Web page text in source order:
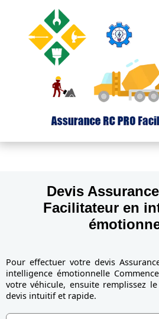
Devis
Facilitateur en
Pour effectuer votre devis
intelligence émotionnelle
votre véhicule, ensuite remplissez
devis intuitif et rapide.